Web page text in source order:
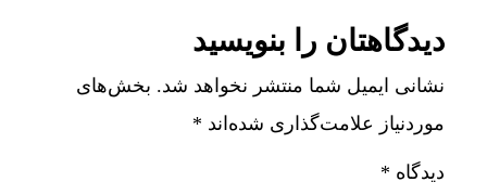
دیدگاهتان را بنویسید
نشانی ایمیل شما منتشر نخواهد شد. بخش‌های
موردنیاز علامت‌گذاری شده‌اند *
دیدگاه *